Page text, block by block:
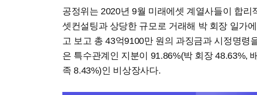
공정위는 2020년 9월 미래에셋 계열사들이 합리
셋컨설팅과 상당한 규모로 거래해 박 회장 일가
고 보고 총 43억9100만 원의 과징금과 시정명령
은 특수관계인 지분이 91.86%(박 회장 48.63%,
족 8.43%)인 비상장사다.